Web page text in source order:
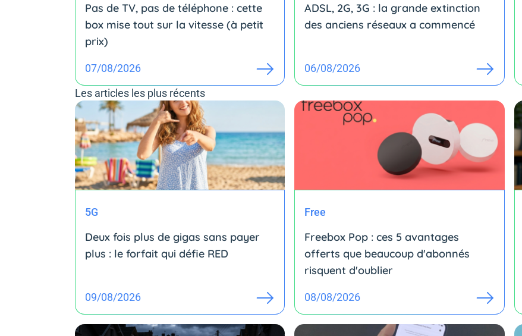
Pas de TV, pas de téléphone : cette
box mise tout sur la vitesse (à petit
prix)
07/08/2026
ADSL, 2G, 3G : la grande extinction
des anciens réseaux a commencé
06/08/2026
Les articles les plus récents
5G
Deux fois plus de gigas sans payer
plus : le forfait qui défie RED
09/08/2026
Free
Freebox Pop : ces 5 avantages
offerts que beaucoup d'abonnés
risquent d'oublier
08/08/2026